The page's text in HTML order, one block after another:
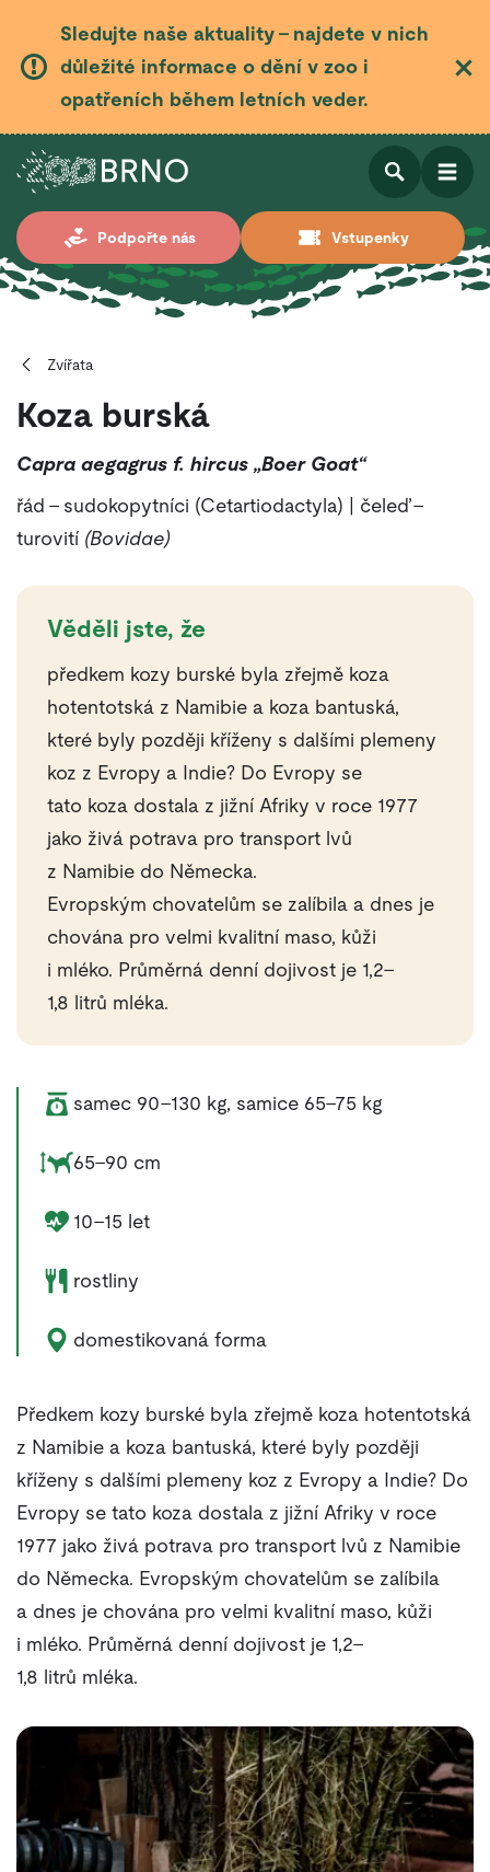
Sledujte naše aktuality – najdete v nich
důležité informace o dění v zoo i
opatřeních během letních veder.
Podpořte nás Vstupenky
Otevřít
Otevřít
Zvířata
Koza burská
Capra aegagrus f. hircus „Boer Goat“
řád – sudokopytníci (Cetartiodactyla) | čeleď –
turovití (Bovidae)
Věděli jste, že
předkem kozy burské byla zřejmě koza
hotentotská z Namibie a koza bantuská,
které byly později kříženy s dalšími plemeny
koz z Evropy a Indie? Do Evropy se
tato koza dostala z jižní Afriky v roce 1977
jako živá potrava pro transport lvů
z Namibie do Německa.
Evropským chovatelům se zalíbila a dnes je
chována pro velmi kvalitní maso, kůži
i mléko. Průměrná denní dojivost je 1,2–
1,8 litrů mléka.
Váha zvířete:
samec 90–130 kg, samice 65–75 kg
Rozměry zvířete:
65–90 cm
Délka života zvířete:
10–15 let
Potrava zvířete:
rostliny
Výskyt zvířete:
domestikovaná forma
Předkem kozy burské byla zřejmě koza hotentotská
z Namibie a koza bantuská, které byly později
kříženy s dalšími plemeny koz z Evropy a Indie? Do
Evropy se tato koza dostala z jižní Afriky v roce
1977 jako živá potrava pro transport lvů z Namibie
do Německa. Evropským chovatelům se zalíbila
a dnes je chována pro velmi kvalitní maso, kůži
i mléko. Průměrná denní dojivost je 1,2–
1,8 litrů mléka.